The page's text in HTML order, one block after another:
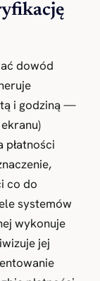
dowód
i godziną —
płatności
co do
systemów
wykonuje
jej